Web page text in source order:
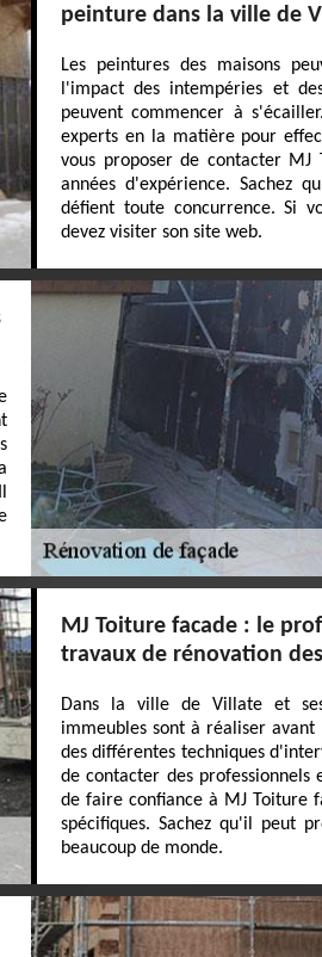
peinture dans la ville de
Les peintures des maisons
l'impact des intempéries et
peuvent commencer à
experts en la matière pour
vous proposer de contacter
années d'expérience. Sachez
défient toute concurrence. Si
devez visiter son site web.
MJ Toiture facade : le
travaux de rénovation
Dans la ville de Villate et
immeubles sont à réaliser
des différentes techniques
de contacter des professionnels
de faire confiance à MJ Toiture
spécifiques. Sachez qu'il peut
beaucoup de monde.